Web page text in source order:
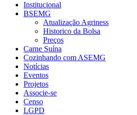
Institucional
BSEMG
Atualização Agriness
Historico da Bolsa
Preços
Carne Suína
Cozinhando com ASEMG
Notícias
Eventos
Projetos
Associe-se
Censo
LGPD